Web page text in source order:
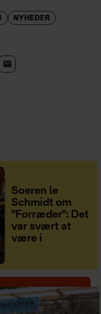
NYHEDER
Soeren le
Schmidt om
"Forræder": Det
var svært at
være i